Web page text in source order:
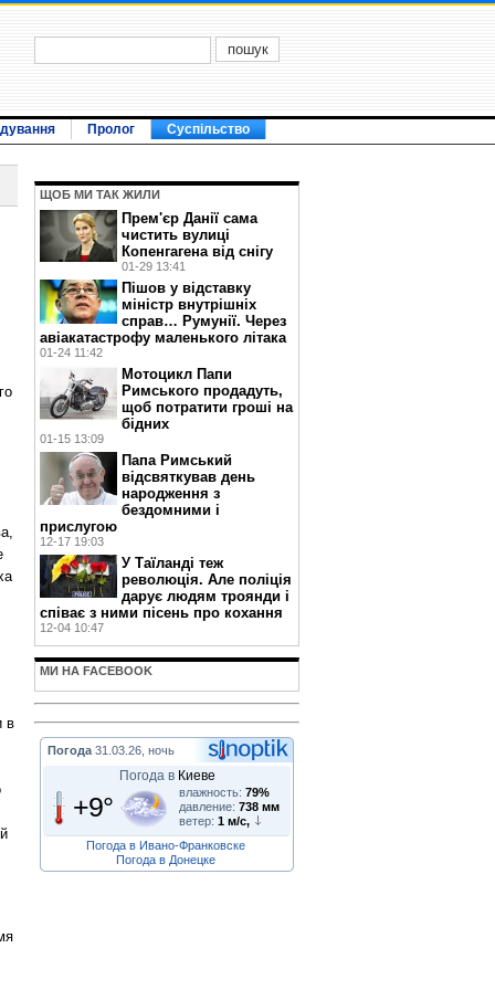
Пролог Суспільство
в
ЩОБ МИ ТАК ЖИЛИ
Прем'єр Данії сама
чистить вулиці
Копенгагена від снігу
01-29 13:41
Пішов у відставку
міністр внутрішніх
справ… Румунії. Через
авіакатастрофу маленького літака
01-24 11:42
Мотоцикл Папи
Римського продадуть,
щоб потратити гроші на
бідних
01-15 13:09
Папа Римський
відсвяткував день
народження з
бездомними і
прислугою
12-17 19:03
У Таїланді теж
революція. Але поліція
дарує людям троянди і
співає з ними пісень про кохання
12-04 10:47
МИ НА FACEBOOK
Погода 31.03.26, ночь
Погода в Киеве
+9° влажность: 79%
давление: 738 мм
ветер: 1 м/с,
Погода в Ивано-Франковске
Погода в Донецке